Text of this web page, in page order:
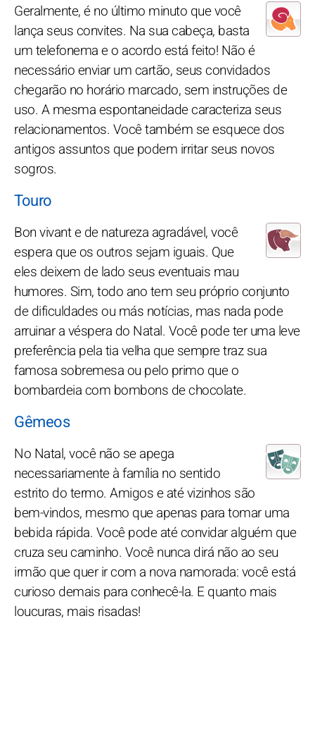
Geralmente, é no último minuto que você
lança seus convites. Na sua cabeça, basta
um telefonema e o acordo está feito! Não é
necessário enviar um cartão, seus convidados
chegarão no horário marcado, sem instruções de
uso. A mesma espontaneidade caracteriza seus
relacionamentos. Você também se esquece dos
antigos assuntos que podem irritar seus novos
sogros.
Touro
Bon vivant e de natureza agradável, você
espera que os outros sejam iguais. Que
eles deixem de lado seus eventuais mau
humores. Sim, todo ano tem seu próprio conjunto
de dificuldades ou más notícias, mas nada pode
arruinar a véspera do Natal. Você pode ter uma leve
preferência pela tia velha que sempre traz sua
famosa sobremesa ou pelo primo que o
bombardeia com bombons de chocolate.
Gêmeos
No Natal, você não se apega
necessariamente à família no sentido
estrito do termo. Amigos e até vizinhos são
bem-vindos, mesmo que apenas para tomar uma
bebida rápida. Você pode até convidar alguém que
cruza seu caminho. Você nunca dirá não ao seu
irmão que quer ir com a nova namorada: você está
curioso demais para conhecê-la. E quanto mais
loucuras, mais risadas!